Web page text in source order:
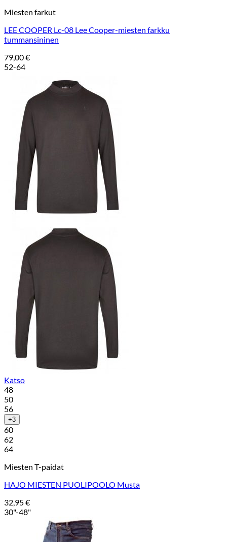
Miesten farkut
LEE COOPER Lc-08 Lee Cooper-miesten farkku
tummansininen
79,00€
52-64
Katso
48
50
56
+3
60
62
64
Miesten T-paidat
HAJO MIESTEN PUOLIPOOLO Musta
32,95€
30"-48"